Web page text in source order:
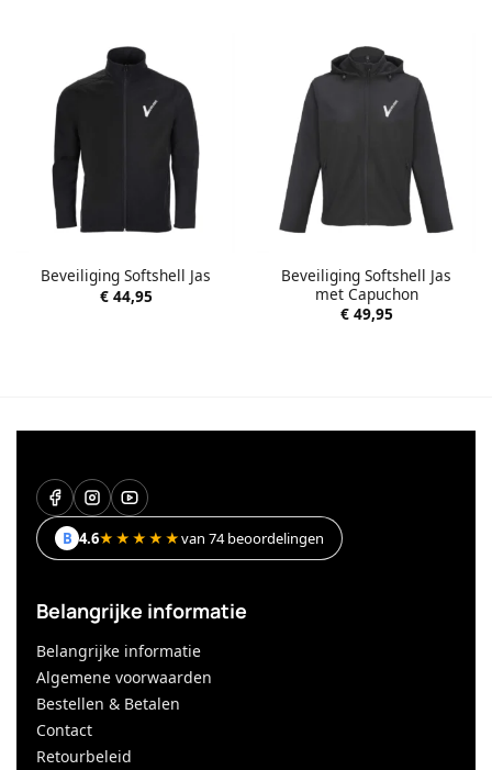
Beveiliging Softshell Jas
€44,95
Beveiliging Softshell Jas
met Capuchon
€49,95
B 4.6★★★★★van 74 beoordelingen
Belangrijke informatie
Belangrijke informatie
Algemene voorwaarden
Bestellen & Betalen
Contact
Retourbeleid